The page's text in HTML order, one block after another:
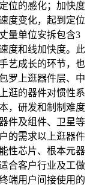
位的感化；加快度
度变化，起到定位
量单位安拆包含3
度和线加快度。此
艺成长的环节，也
罗上逛器件层、中
逛的器件对惯性系
，研发和制制难度
件及组件、卫星等
的需求以上逛器件
性芯片、根本元器
合客户行业及工做
端用户间接使用的